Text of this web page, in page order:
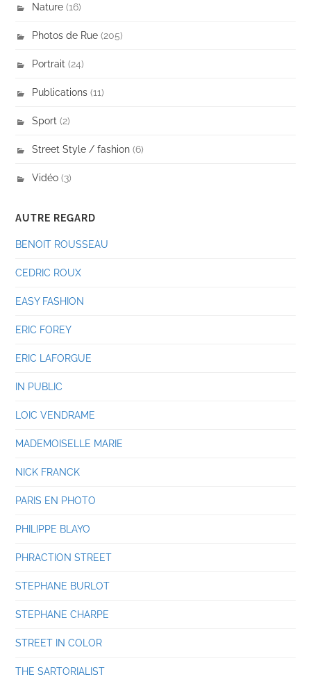
Nature (16)
Photos de Rue (205)
Portrait (24)
Publications (11)
Sport (2)
Street Style / fashion (6)
Vidéo (3)
AUTRE REGARD
BENOIT ROUSSEAU
CEDRIC ROUX
EASY FASHION
ERIC FOREY
ERIC LAFORGUE
IN PUBLIC
LOIC VENDRAME
MADEMOISELLE MARIE
NICK FRANCK
PARIS EN PHOTO
PHILIPPE BLAYO
PHRACTION STREET
STEPHANE BURLOT
STEPHANE CHARPE
STREET IN COLOR
THE SARTORIALIST